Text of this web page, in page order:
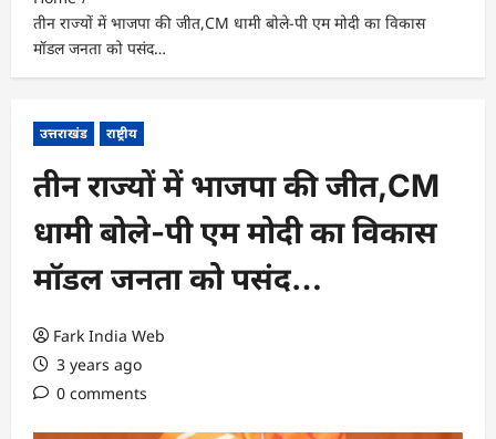
तीन राज्यों में भाजपा की जीत,CM धामी बोले-पी एम मोदी का विकास
मॉडल जनता को पसंद…
उत्तराखंड राष्ट्रीय
तीन राज्यों में भाजपा की जीत,CM
धामी बोले-पी एम मोदी का विकास
मॉडल जनता को पसंद…
Fark India Web
3 years ago
0 comments